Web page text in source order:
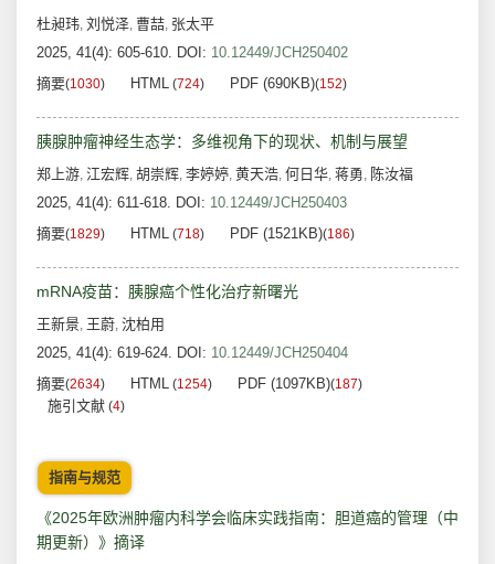
杜昶玮, 刘悦泽, 曹喆, 张太平
2025, 41(4): 605-610. DOI: 10.12449/JCH250402
摘要(1030) HTML (724) PDF (690KB)(152)
胰腺肿瘤神经生态学：多维视角下的现状、机制与展望
郑上游, 江宏辉, 胡崇辉, 李婷婷, 黄天浩, 何日华, 蒋勇, 陈汝福
2025, 41(4): 611-618. DOI: 10.12449/JCH250403
摘要(1829) HTML (718) PDF (1521KB)(186)
mRNA疫苗：胰腺癌个性化治疗新曙光
王新景, 王蔚, 沈柏用
2025, 41(4): 619-624. DOI: 10.12449/JCH250404
摘要(2634) HTML (1254) PDF (1097KB)(187)
施引文献 (4)
指南与规范
《2025年欧洲肿瘤内科学会临床实践指南：胆道癌的管理（中
期更新）》摘译